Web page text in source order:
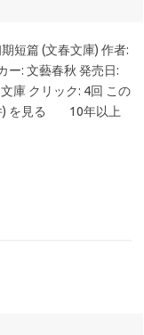
短篇 (文春文庫) 作者:
ー: 文藝春秋 発売日:
庫 クリック: 4回 この
) を見る 10年以上